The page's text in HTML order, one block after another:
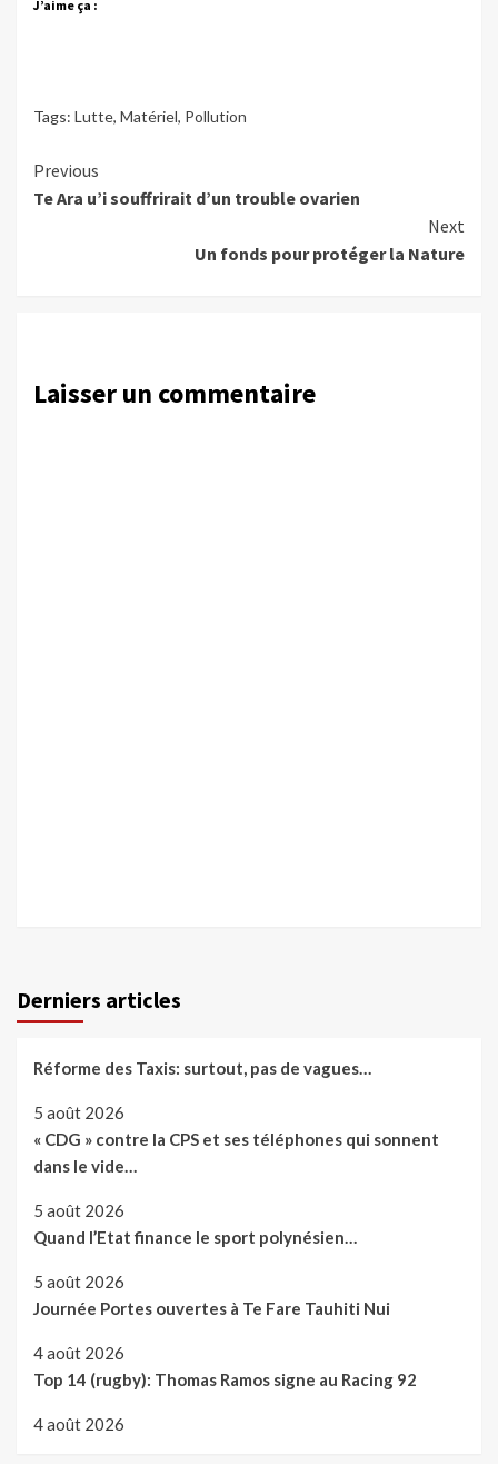
J’aime ça :
Tags: Lutte, Matériel, Pollution
Continue
Reading
Previous
Te Ara u’i souffrirait d’un trouble ovarien
Next
Un fonds pour protéger la Nature
Laisser un commentaire
Derniers articles
Réforme des Taxis: surtout, pas de vagues…
5 août 2026
« CDG » contre la CPS et ses téléphones qui sonnent
dans le vide…
5 août 2026
Quand l’Etat finance le sport polynésien…
5 août 2026
Journée Portes ouvertes à Te Fare Tauhiti Nui
4 août 2026
Top 14 (rugby): Thomas Ramos signe au Racing 92
4 août 2026